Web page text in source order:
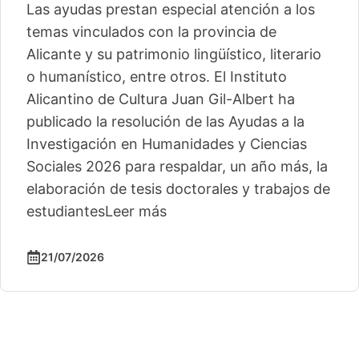
Las ayudas prestan especial atención a los
temas vinculados con la provincia de
Alicante y su patrimonio lingüístico, literario
o humanístico, entre otros. El Instituto
Alicantino de Cultura Juan Gil-Albert ha
publicado la resolución de las Ayudas a la
Investigación en Humanidades y Ciencias
Sociales 2026 para respaldar, un año más, la
elaboración de tesis doctorales y trabajos de
estudiantesLeer más
21/07/2026